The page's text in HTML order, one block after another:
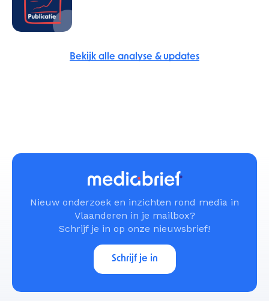
Bekijk alle analyse & updates
Nieuw onderzoek en inzichten rond media in
Vlaanderen in je mailbox?
Schrijf je in op onze nieuwsbrief!
Schrijf je in